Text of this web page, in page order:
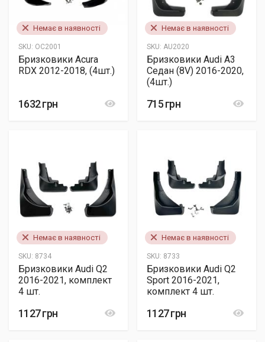
Немає в наявності
SKU: OC2001
Бризковики Acura
RDX 2012-2018, (4шт.)
1632 грн
Немає в наявності
SKU: AU2020
Бризковики Audi A3
Седан (8V) 2016-2020,
(4шт.)
715 грн
Немає в наявності
SKU: 8734
Бризковики Audi Q2
2016-2021, комплект
4 шт.
1127 грн
Немає в наявності
SKU: 8733
Бризковики Audi Q2
Sport 2016-2021,
комплект 4 шт.
1127 грн